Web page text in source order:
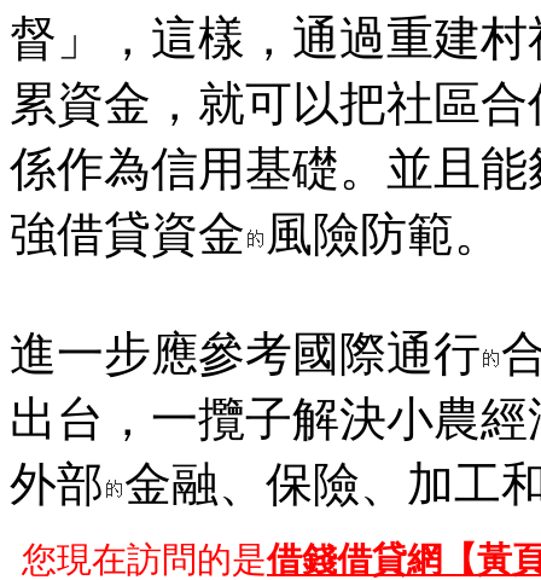
督」，這樣，通過重建
累資金，就可以把社區
係作為信用基礎。並且
強借貸資金 風險防範。
進一步應參考國際通行
出台，一攬子解決小農
外部 金融、保險、加工
您現在訪問的是借錢借貸網【黃